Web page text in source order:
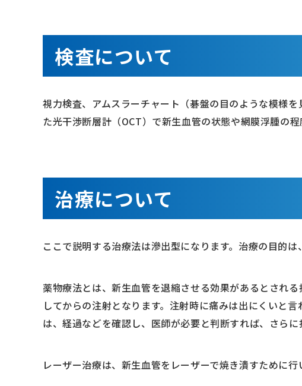
検査について
視力検査、アムスラーチャート（碁盤の目のような模様
た光干渉断層計（OCT）で新生血管の状態や網膜浮腫の程
治療について
ここで説明する治療法は滲出型になります。治療の目的
薬物療法とは、新生血管を退縮させる効果があるとされ
してからの注射となります。注射時に痛みは出にくいと
は、経過などを確認し、医師が必要と判断すれば、さらに
レーザー治療は、新生血管をレーザーで焼き潰すために